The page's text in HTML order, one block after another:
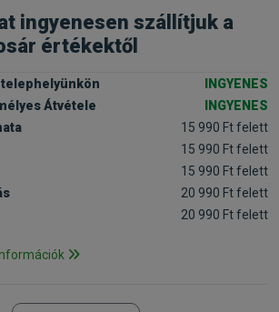
ingyenesen szállítjuk a
értékektől
INGYENES
Átvétele
INGYENES
15 990 Ft felett
15 990 Ft felett
15 990 Ft felett
20 990 Ft felett
20 990 Ft felett